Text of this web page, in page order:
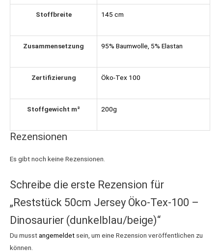
Stoffbreite 145 cm
Zusammensetzung 95% Baumwolle, 5% Elastan
Zertifizierung Öko-Tex 100
Stoffgewicht m² 200g
Rezensionen
Es gibt noch keine Rezensionen.
Schreibe die erste Rezension für
„Reststück 50cm Jersey Öko-Tex-100 –
Dinosaurier (dunkelblau/beige)“
Du musstangemeldet sein, um eine Rezension veröffentlichen zu
können.